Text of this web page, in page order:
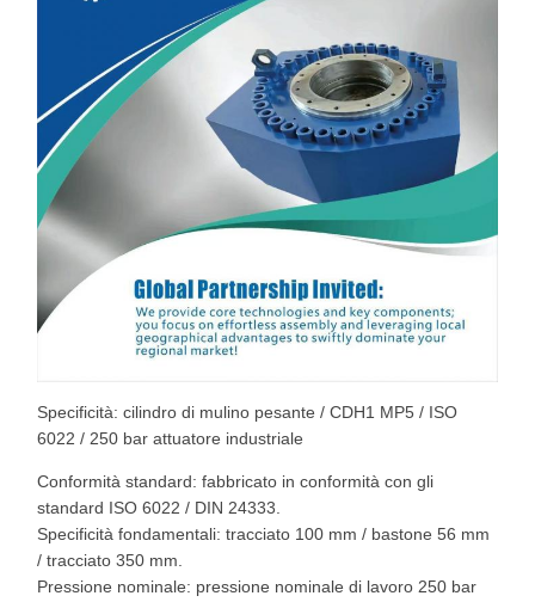
Specificità: cilindro di mulino pesante / CDH1 MP5 / ISO
6022 / 250 bar attuatore industriale
Conformità standard: fabbricato in conformità con gli
standard ISO 6022 / DIN 24333.
Specificità fondamentali: tracciato 100 mm / bastone 56 mm
/ tracciato 350 mm.
Pressione nominale: pressione nominale di lavoro 250 bar